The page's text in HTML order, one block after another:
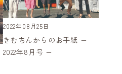
2022年08月25日
きむちんからのお手紙 −
2022年8月号 −